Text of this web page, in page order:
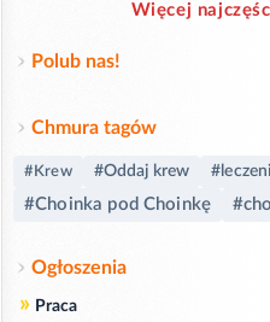
Więcej
Polub nas!
Chmura tagów
#Krew #Oddaj krew
#Choinka pod Choinkę
Ogłoszenia
» Praca